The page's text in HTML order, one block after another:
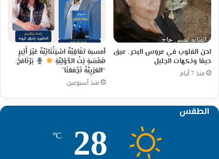
لحن القلوب في عروس البحر.. عبق
حيفا ونكهات الجليل
منذ 7 أيام
أمسية ثقَافِيَّةٌ اسْتِثْنَائِيَّةٌ عَبْرَ أَثِيرِ
هَمْسَةِ نِتْ الدَّوْلِيَّةِ
بَرْنَامَجُ:
“العَرَبِيَّةُ تَجْمَعُنَا”
منذ أسبوعين
الطقس 28
℃